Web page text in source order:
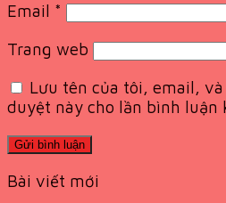
Email *
Trang web
Lưu tên của tôi, email,
duyệt này cho lần bình luận
Bài viết mới